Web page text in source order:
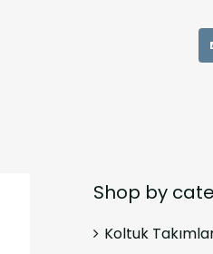
Shop by
Koltuk